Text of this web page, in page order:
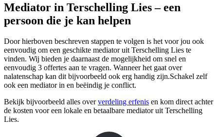
Mediator in Terschelling Lies – een
persoon die je kan helpen
Door hierboven beschreven stappen te volgen is het voor jou ook
eenvoudig om een geschikte mediator uit Terschelling Lies te
vinden. Wij bieden je daarnaast de mogelijkheid om snel en
eenvoudig 3 offertes aan te vragen. Wanneer het gaat over
nalatenschap kan dit bijvoorbeeld ook erg handig zijn.Schakel zelf
ook een mediator in en beëindig je conflict.
Bekijk bijvoorbeeld alles oververdeling erfenis en kom direct achter
de kosten voor een lokale en betaalbare mediator uit Terschelling
Lies.